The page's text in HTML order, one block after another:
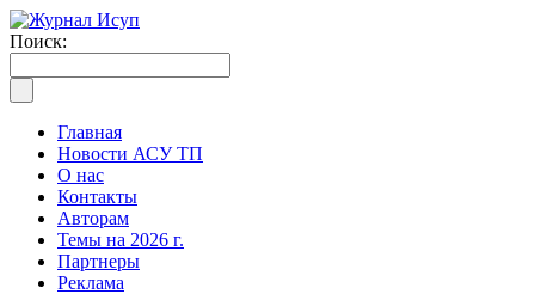
Поиск:
Главная
Новости АСУ ТП
О нас
Контакты
Авторам
Темы на 2026 г.
Партнеры
Реклама